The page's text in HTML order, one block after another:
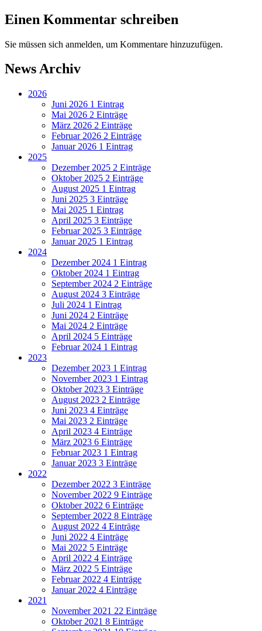
Einen Kommentar schreiben
Sie müssen sich anmelden, um Kommentare hinzuzufügen.
News Archiv
2026
Juni 2026 1 Eintrag
Mai 2026 2 Einträge
März 2026 2 Einträge
Februar 2026 2 Einträge
Januar 2026 1 Eintrag
2025
Dezember 2025 2 Einträge
Oktober 2025 2 Einträge
August 2025 1 Eintrag
Juni 2025 3 Einträge
Mai 2025 1 Eintrag
April 2025 3 Einträge
Februar 2025 3 Einträge
Januar 2025 1 Eintrag
2024
Dezember 2024 1 Eintrag
Oktober 2024 1 Eintrag
September 2024 2 Einträge
August 2024 3 Einträge
Juli 2024 1 Eintrag
Juni 2024 2 Einträge
Mai 2024 2 Einträge
April 2024 5 Einträge
Februar 2024 1 Eintrag
2023
Dezember 2023 1 Eintrag
November 2023 1 Eintrag
Oktober 2023 3 Einträge
August 2023 2 Einträge
Juni 2023 4 Einträge
Mai 2023 2 Einträge
April 2023 4 Einträge
März 2023 6 Einträge
Februar 2023 1 Eintrag
Januar 2023 3 Einträge
2022
Dezember 2022 3 Einträge
November 2022 9 Einträge
Oktober 2022 6 Einträge
September 2022 8 Einträge
August 2022 4 Einträge
Juni 2022 4 Einträge
Mai 2022 5 Einträge
April 2022 4 Einträge
März 2022 5 Einträge
Februar 2022 4 Einträge
Januar 2022 4 Einträge
2021
November 2021 22 Einträge
Oktober 2021 8 Einträge